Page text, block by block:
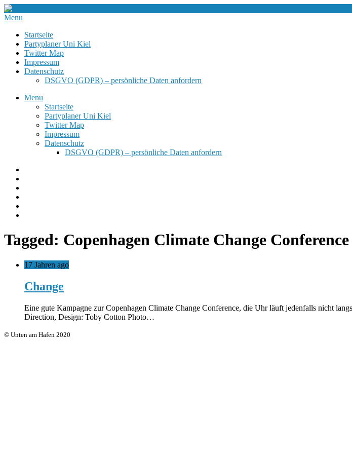
Menu
Startseite
Partyplaner Uni Kiel
Twitter Map
Impressum
Datenschutz
DSGVO (GDPR) – persönliche Daten anfordern
Menu
Startseite
Partyplaner Uni Kiel
Twitter Map
Impressum
Datenschutz
DSGVO (GDPR) – persönliche Daten anfordern
Tagged: Copenhagen Climate Change Conference
17 Jahren ago
Change
Eine gute Kampagne zur Copenhagen Climate Change Conference, die Uhr läuft jedenfalls nicht
Direction, Design: Toby Cotton Photo…
© Unten am Hafen 2020